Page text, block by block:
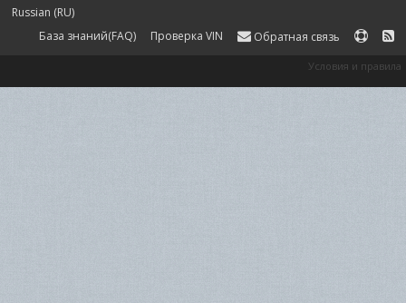
Russian (RU)
База знаний(FAQ)
Проверка VIN Обратная связь
Условия и правила